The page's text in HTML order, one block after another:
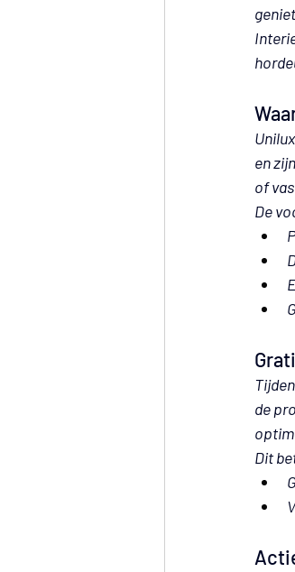
en
of
De
de
Dit